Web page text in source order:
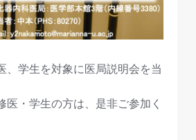
、学生を対象に医局説明会を当
医・学生の方は、是非ご参加く